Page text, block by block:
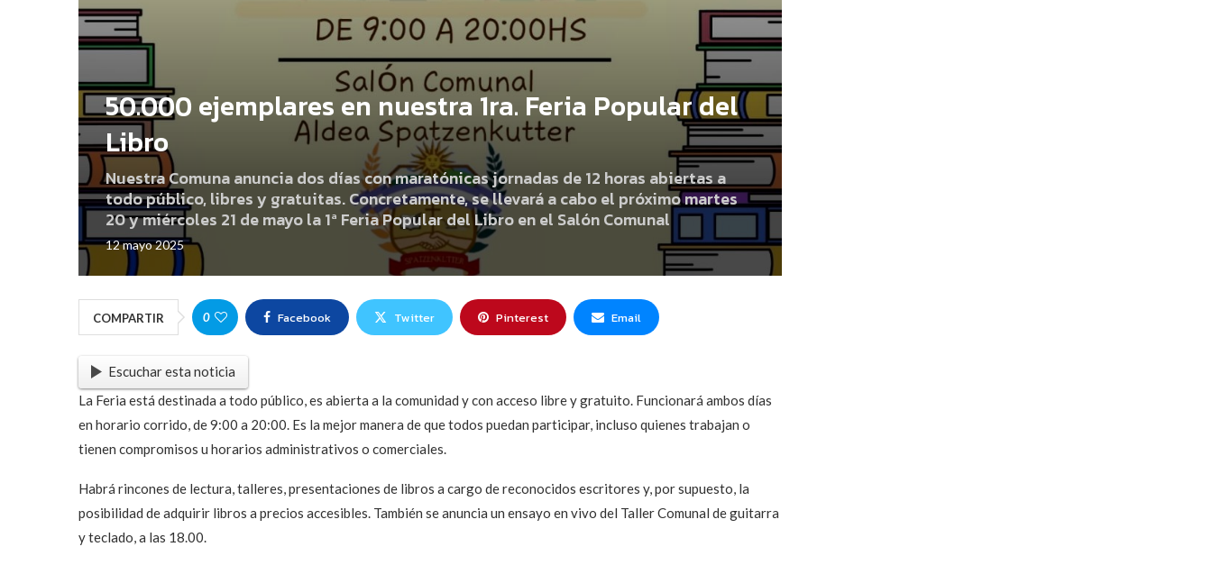
50.000 ejemplares en nuestra 1ra. Feria Popular del
Libro
Nuestra Comuna anuncia dos días con maratónicas jornadas de 12 horas abiertas a
todo público, libres y gratuitas. Concretamente, se llevará a cabo el próximo martes
20 y miércoles 21 de mayo la 1ª Feria Popular del Libro en el Salón Comunal
12 mayo 2025
COMPARTIR 0 Facebook Twitter Pinterest Email
Escuchar esta noticia
La Feria está destinada a todo público, es abierta a la comunidad y con acceso libre y gratuito. Funcionará ambos días
en horario corrido, de 9:00 a 20:00. Es la mejor manera de que todos puedan participar, incluso quienes trabajan o
tienen compromisos u horarios administrativos o comerciales.
Habrá rincones de lectura, talleres, presentaciones de libros a cargo de reconocidos escritores y, por supuesto, la
posibilidad de adquirir libros a precios accesibles. También se anuncia un ensayo en vivo del Taller Comunal de guitarra
y teclado, a las 18.00.